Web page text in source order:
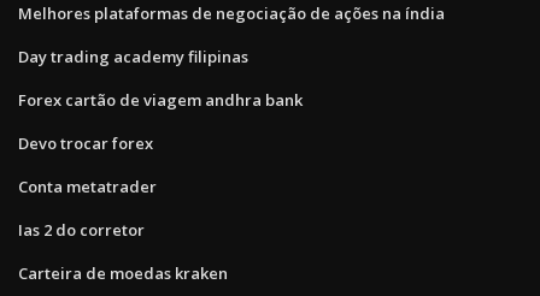
Melhores plataformas de negociação de ações na índia
Day trading academy filipinas
Forex cartão de viagem andhra bank
Devo trocar forex
Conta metatrader
Ias 2 do corretor
Carteira de moedas kraken